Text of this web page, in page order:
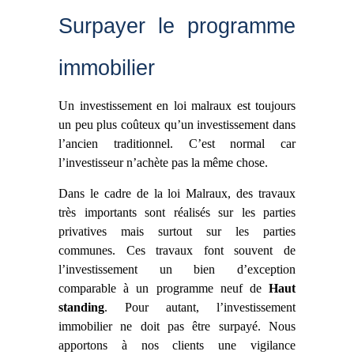
Surpayer le programme
immobilier
Un investissement en loi malraux est toujours
un peu plus coûteux qu’un investissement dans
l’ancien traditionnel. C’est normal car
l’investisseur n’achète pas la même chose.
Dans le cadre de la loi Malraux, des travaux
très importants sont réalisés sur les parties
privatives mais surtout sur les parties
communes. Ces travaux font souvent de
l’investissement un bien d’exception
comparable à un programme neuf de Haut
standing. Pour autant, l’investissement
immobilier ne doit pas être surpayé. Nous
apportons à nos clients une vigilance